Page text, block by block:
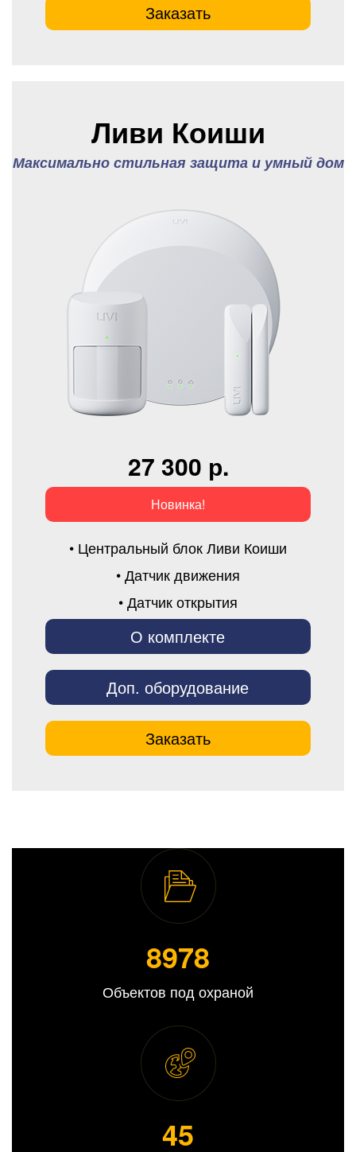
Заказать
Ливи Коиши
Максимально стильная защита и умный дом
27 300 р.
Новинка!
• Центральный блок Ливи Коиши
• Датчик движения
• Датчик открытия
О комплекте
Доп. оборудование
Заказать
8989
Объектов под охраной
45